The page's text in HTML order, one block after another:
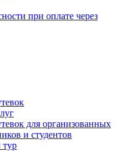
при оплате через
для организованных
и студентов